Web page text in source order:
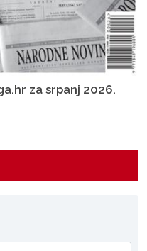
za srpanj 2026.